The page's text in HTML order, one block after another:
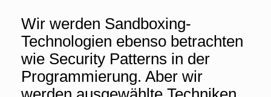
Wir werden Sandboxing-
Technologien ebenso betrachten
wie Security Patterns in der
Programmierung. Aber wir